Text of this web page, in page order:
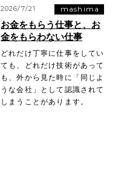
2026/7/21 mashima
お金をもらう仕事と、お
金をもらわない仕事
どれだけ丁寧に仕事をしてい
ても、どれだけ技術があって
も、外から見た時に「同じよ
うな会社」として認識されて
しまうことがあります。